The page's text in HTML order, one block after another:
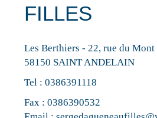
FILLES
Les Berthiers - 22, rue du Mont
58150 SAINT ANDELAIN
Tel :0386391118
Fax : 0386390532